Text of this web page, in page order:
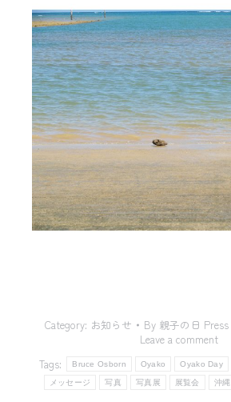
Category: お知らせ By 親子の日 Press
Leave a comment
Tags:
Bruce Osborn Oyako Oyako Day
メッセージ 写真 写真展 展覧会 沖縄